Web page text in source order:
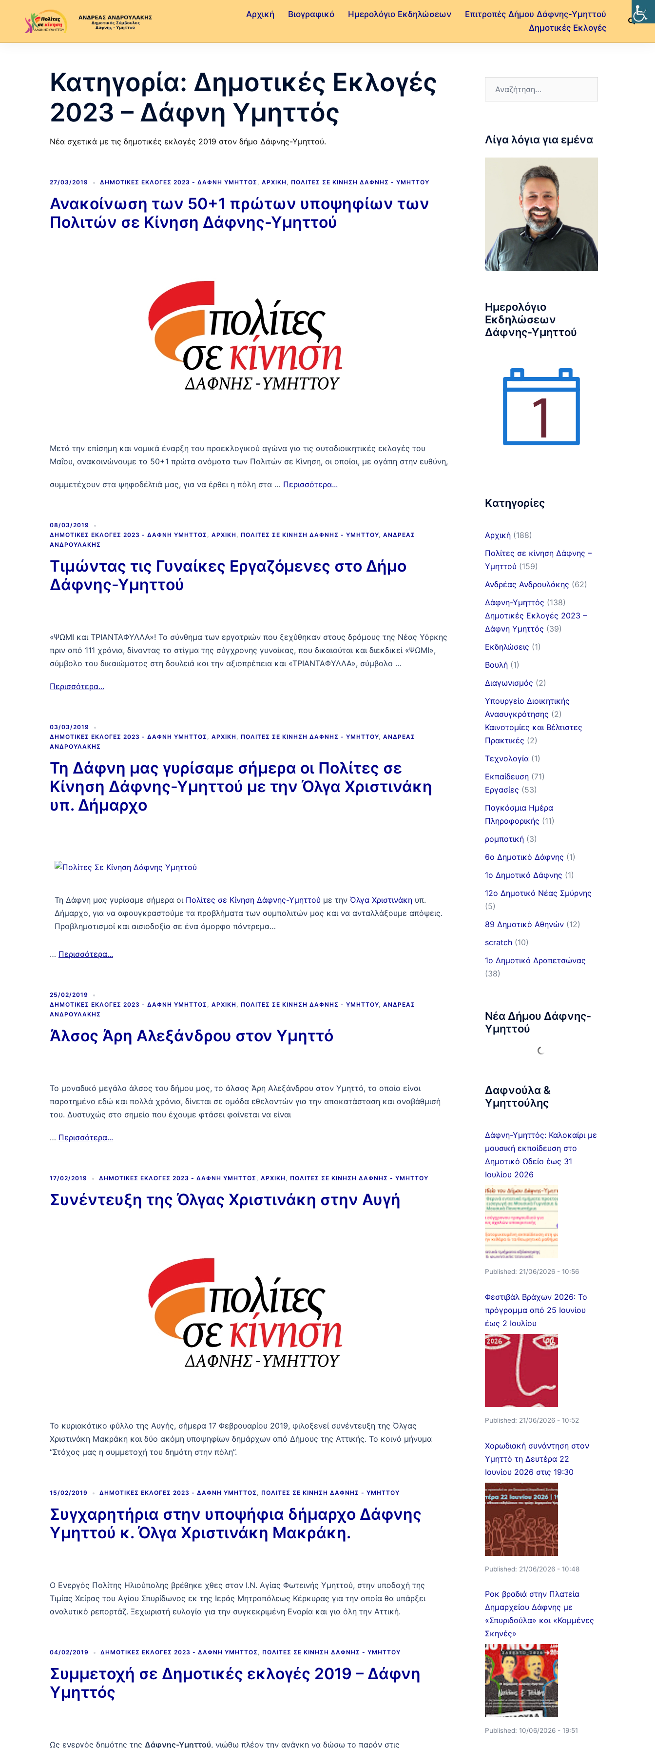
Αρχική Βιογραφικό Ημερολόγιο Εκδηλώσεων
Επιτροπές Δήμου Δάφνης-Υμηττού
Δημοτικές Εκλογές
Κατηγορία: Δημοτικές Εκλογές
2023 – Δάφνη Υμηττός
Νέα σχετικά με τις δημοτικές εκλογές 2019 στον δήμο Δάφνης-Υμηττού.
27/03/2019 ΔΗΜΟΤΙΚΈΣ ΕΚΛΟΓΈΣ 2023 - ΔΆΦΝΗ ΥΜΗΤΤΌΣ , ΑΡΧΙΚΉ , ΠΟΛΊΤΕΣ ΣΕ ΚΊΝΗΣΗ ΔΆΦΝΗΣ - ΥΜΗΤΤΟΎ
Ανακοίνωση των 50+1 πρώτων υποψηφίων των
Πολιτών σε Κίνηση Δάφνης-Υμηττού
Μετά την επίσημη και νομικά έναρξη του προεκλογικού αγώνα για τις αυτοδιοικητικές εκλογές του
Μαΐου, ανακοινώνουμε τα 50+1 πρώτα ονόματα των Πολιτών σε Κίνηση, οι οποίοι, με αγάπη στην ευθύνη,
συμμετέχουν στα ψηφοδέλτιά μας, για να έρθει η πόλη στα … Περισσότερα...
08/03/2019
ΔΗΜΟΤΙΚΈΣ ΕΚΛΟΓΈΣ 2023 - ΔΆΦΝΗ ΥΜΗΤΤΌΣ , ΑΡΧΙΚΉ , ΠΟΛΊΤΕΣ ΣΕ ΚΊΝΗΣΗ ΔΆΦΝΗΣ - ΥΜΗΤΤΟΎ, ΑΝΔΡΈΑΣ
ΑΝΔΡΟΥΛΆΚΗΣ
Τιμώντας τις Γυναίκες Εργαζόμενες στο Δήμο
Δάφνης-Υμηττού
«ΨΩΜΙ και ΤΡΙΑΝΤΑΦΥΛΛΑ»! Το σύνθημα των εργατριών που ξεχύθηκαν στους δρόμους της Νέας Υόρκης
πριν από 111 χρόνια, δίνοντας το στίγμα της σύγχρονης γυναίκας, που δικαιούται και διεκδικεί «ΨΩΜΙ»,
σύμβολο του δικαιώματος στη δουλειά και την αξιοπρέπεια και «ΤΡΙΑΝΤΑΦΥΛΛΑ», σύμβολο …
Περισσότερα...
03/03/2019
ΔΗΜΟΤΙΚΈΣ ΕΚΛΟΓΈΣ 2023 - ΔΆΦΝΗ ΥΜΗΤΤΌΣ , ΑΡΧΙΚΉ , ΠΟΛΊΤΕΣ ΣΕ ΚΊΝΗΣΗ ΔΆΦΝΗΣ - ΥΜΗΤΤΟΎ, ΑΝΔΡΈΑΣ
ΑΝΔΡΟΥΛΆΚΗΣ
Τη Δάφνη μας γυρίσαμε σήμερα οι Πολίτες σε
Κίνηση Δάφνης-Υμηττού με την Όλγα Χριστινάκη
υπ. Δήμαρχο
Τη Δάφνη μας γυρίσαμε σήμερα οι Πολίτες σε Κίνηση Δάφνης-Υμηττού με την Όλγα Χριστινάκη υπ.
Δήμαρχο, για να αφουγκραστούμε τα προβλήματα των συμπολιτών μας και να ανταλλάξουμε απόψεις.
Προβληματισμοί και αισιοδοξία σε ένα όμορφο πάντρεμα…
… Περισσότερα...
25/02/2019
ΔΗΜΟΤΙΚΈΣ ΕΚΛΟΓΈΣ 2023 - ΔΆΦΝΗ ΥΜΗΤΤΌΣ , ΑΡΧΙΚΉ , ΠΟΛΊΤΕΣ ΣΕ ΚΊΝΗΣΗ ΔΆΦΝΗΣ - ΥΜΗΤΤΟΎ, ΑΝΔΡΈΑΣ
ΑΝΔΡΟΥΛΆΚΗΣ
Άλσος Άρη Αλεξάνδρου στον Υμηττό
Το μοναδικό μεγάλο άλσος του δήμου μας, το άλσος Άρη Αλεξάνδρου στον Υμηττό, το οποίο είναι
παρατημένο εδώ και πολλά χρόνια, δίνεται σε ομάδα εθελοντών για την αποκατάσταση και αναβάθμισή
του. Δυστυχώς στο σημείο που έχουμε φτάσει φαίνεται να είναι
… Περισσότερα...
17/02/2019 ΔΗΜΟΤΙΚΈΣ ΕΚΛΟΓΈΣ 2023 - ΔΆΦΝΗ ΥΜΗΤΤΌΣ , ΑΡΧΙΚΉ , ΠΟΛΊΤΕΣ ΣΕ ΚΊΝΗΣΗ ΔΆΦΝΗΣ - ΥΜΗΤΤΟΎ
Συνέντευξη της Όλγας Χριστινάκη στην Αυγή
Το κυριακάτικο φύλλο της Αυγής, σήμερα 17 Φεβρουαρίου 2019, φιλοξενεί συνέντευξη της Όλγας
Χριστινάκη Μακράκη και δύο ακόμη υποψηφίων δημάρχων από Δήμους της Αττικής. Το κοινό μήνυμα
“Στόχος μας η συμμετοχή του δημότη στην πόλη”.
15/02/2019 ΔΗΜΟΤΙΚΈΣ ΕΚΛΟΓΈΣ 2023 - ΔΆΦΝΗ ΥΜΗΤΤΌΣ , ΠΟΛΊΤΕΣ ΣΕ ΚΊΝΗΣΗ ΔΆΦΝΗΣ - ΥΜΗΤΤΟΎ
Συγχαρητήρια στην υποψήφια δήμαρχο Δάφνης
Υμηττού κ. Όλγα Χριστινάκη Μακράκη.
Ο Ενεργός Πολίτης Ηλιούπολης βρέθηκε χθες στον Ι.Ν. Αγίας Φωτεινής Υμηττού, στην υποδοχή της
Τιμίας Χείρας του Αγίου Σπυρίδωνος εκ της Ιεράς Μητροπόλεως Κέρκυρας για την οποία θα υπάρξει
αναλυτικό ρεπορτάζ. Ξεχωριστή ευλογία για την συγκεκριμένη Ενορία και για όλη την Αττική.
04/02/2019 ΔΗΜΟΤΙΚΈΣ ΕΚΛΟΓΈΣ 2023 - ΔΆΦΝΗ ΥΜΗΤΤΌΣ , ΠΟΛΊΤΕΣ ΣΕ ΚΊΝΗΣΗ ΔΆΦΝΗΣ - ΥΜΗΤΤΟΎ
Συμμετοχή σε Δημοτικές εκλογές 2019 – Δάφνη
Υμηττός
Ως ενεργός δημότης της Δάφνης-Υμηττού, νιώθω πλέον την ανάγκη να δώσω το παρόν στις
Λίγα λόγια για εμένα
Ημερολόγιο
Εκδηλώσεων
Δάφνης-Υμηττού
Kατηγορίες
Αρχική(188)
Πολίτες σε κίνηση Δάφνης –
Υμηττού (159)
Ανδρέας Ανδρουλάκης (62)
Δάφνη-Υμηττός (138)
Δημοτικές Εκλογές 2023 –
Δάφνη Υμηττός (39)
Εκδηλώσεις (1)
Βουλή(1)
Διαγωνισμός (2)
Υπουργείο Διοικητικής
Ανασυγκρότησης (2)
Καινοτομίες και Βέλτιστες
Πρακτικές (2)
Τεχνολογία(1)
Εκπαίδευση(71)
Εργασίες (53)
Παγκόσμια Ημέρα
Πληροφορικής (11)
ρομποτική(3)
6ο Δημοτικό Δάφνης (1)
1ο Δημοτικό Δάφνης (1)
12ο Δημοτικό Νέας Σμύρνης
(5)
89 Δημοτικό Αθηνών(12)
scratch(10)
1ο Δημοτικό Δραπετσώνας
(38)
Νέα Δήμου Δάφνης-
Υμηττού
Δαφνούλα &
Υμηττούλης
Δάφνη-Υμηττός: Καλοκαίρι με
μουσική εκπαίδευση στο
Δημοτικό Ωδείο έως 31
Ιουλίου 2026
Published: 21/06/2026 - 10:56
Φεστιβάλ Βράχων 2026: Το
πρόγραμμα από 25 Ιουνίου
έως 2 Ιουλίου
Published: 21/06/2026 - 10:52
Χορωδιακή συνάντηση στον
Υμηττό τη Δευτέρα 22
Ιουνίου 2026 στις 19:30
Published: 21/06/2026 - 10:48
Ροκ βραδιά στην Πλατεία
Δημαρχείου Δάφνης με
«Σπυριδούλα» και «Κομμένες
Σκηνές»
Published: 10/06/2026 - 19:51